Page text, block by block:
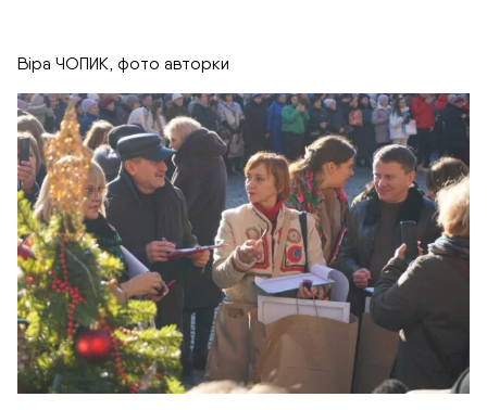
Віра ЧОПИК, фото авторки